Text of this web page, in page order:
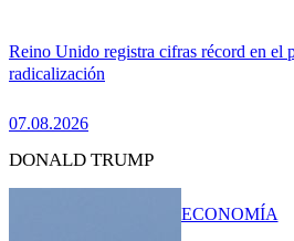
Reino Unido registra cifras récord en el
radicalización
07.08.2026
DONALD TRUMP
ECONOMÍA